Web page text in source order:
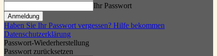
Ihr Passwort
Haben Sie Ihr Passwort vergessen? Hilfe bekommen
Datenschutzerklärung
Passwort-Wiederherstellung
Passwort zurücksetzen